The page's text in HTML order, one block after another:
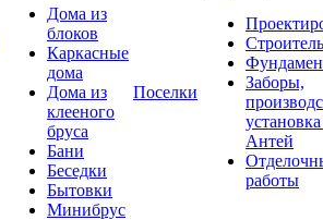
Дома из
блоков
Каркасные
дома
Дома из
клееного
бруса
Бани
Беседки
Бытовки
Минибрус
Поселки
Заборы,
Антей
работы